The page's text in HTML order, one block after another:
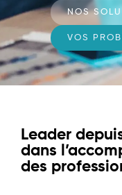
NOS
VOS
Leader
dans
des